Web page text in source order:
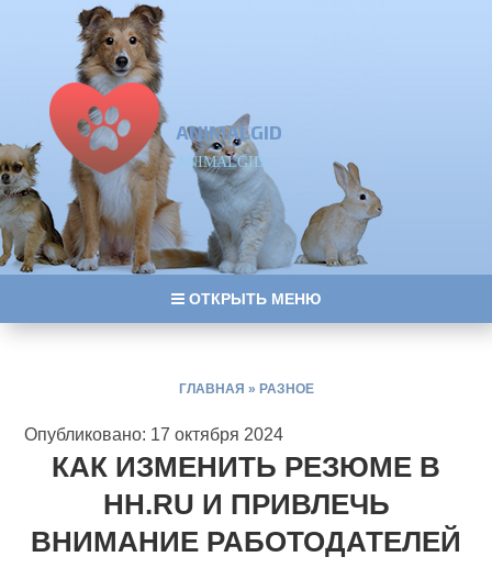
ANIMALGID
ANIMALGID
ОТКРЫТЬ МЕНЮ
ГЛАВНАЯ » РАЗНОЕ
Опубликовано: 17 октября 2024
КАК ИЗМЕНИТЬ РЕЗЮМЕ В
HH.RU И ПРИВЛЕЧЬ
ВНИМАНИЕ РАБОТОДАТЕЛЕЙ